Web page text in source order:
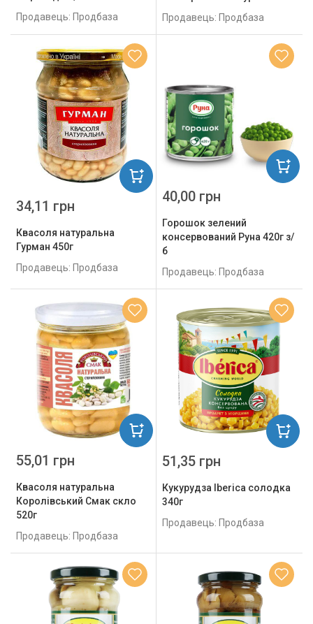
Продавець: Продбаза
Продавець: Продбаза
Квасоля натуральна
Гурман 450г
Продавець: Продбаза
34,11 грн
Горошок зелений
консервований Руна 420г з/
б
Продавець: Продбаза
40,00 грн
Квасоля натуральна
Королівський Смак скло
520г
Продавець: Продбаза
55,01 грн
Кукурудза Iberica солодка
340г
Продавець: Продбаза
51,35 грн